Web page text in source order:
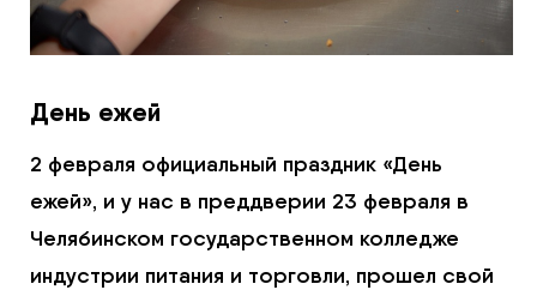
День ежей
2 февраля официальный праздник «День
ежей», и у нас в преддверии 23 февраля в
Челябинском государственном колледже
индустрии питания и торговли, прошел свой